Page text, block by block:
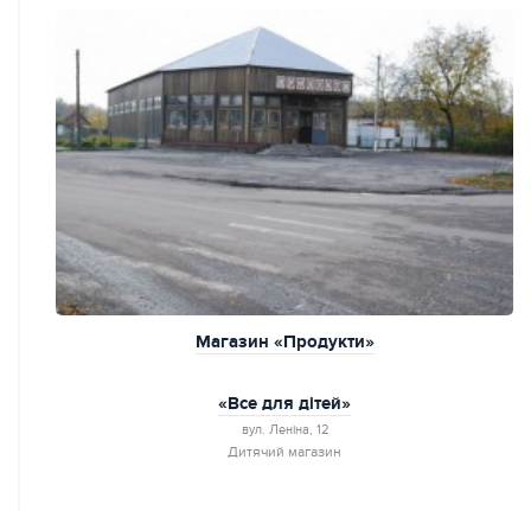
Магазин «Продукти»
«Все для дітей»
вул. Леніна, 12
Дитячий магазин